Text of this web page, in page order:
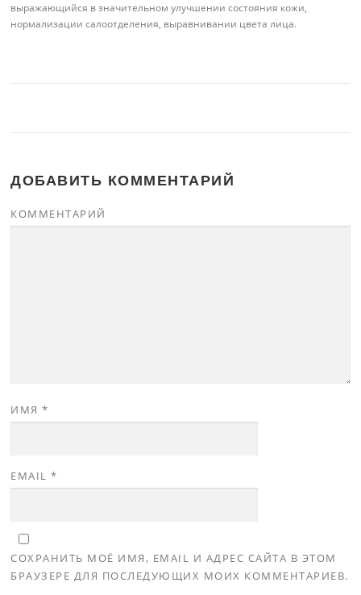
выражающийся в значительном улучшении состояния кожи,
нормализации салоотделения, выравнивании цвета лица.
ДОБАВИТЬ КОММЕНТАРИЙ
КОММЕНТАРИЙ
ИМЯ*
EMAIL*
СОХРАНИТЬ МОЁ ИМЯ, EMAIL И АДРЕС САЙТА В ЭТОМ
БРАУЗЕРЕ ДЛЯ ПОСЛЕДУЮЩИХ МОИХ КОММЕНТАРИЕВ.